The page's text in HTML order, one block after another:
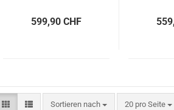
599,90 CHF
Sortieren nach
Sortieren nach 20 pro Seite
pro Seite